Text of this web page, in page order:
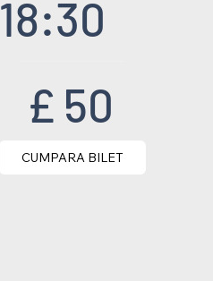
18:30
£ 50
CUMPARA BILET